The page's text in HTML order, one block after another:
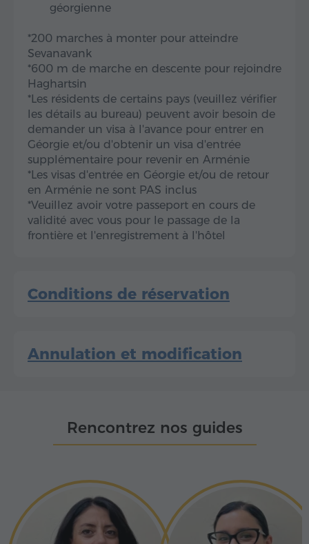
géorgienne
*200 marches à monter pour atteindre
Sevanavank
*600 m de marche en descente pour rejoindre
Haghartsin
*Les résidents de certains pays (veuillez vérifier
les détails au bureau) peuvent avoir besoin de
demander un visa à l'avance pour entrer en
Géorgie et/ou d'obtenir un visa d'entrée
supplémentaire pour revenir en Arménie
*Les visas d'entrée en Géorgie et/ou de retour
en Arménie ne sont PAS inclus
*Veuillez avoir votre passeport en cours de
validité avec vous pour le passage de la
frontière et l'enregistrement à l'hôtel
Conditions de réservation
Annulation et modification
Rencontrez nos guides